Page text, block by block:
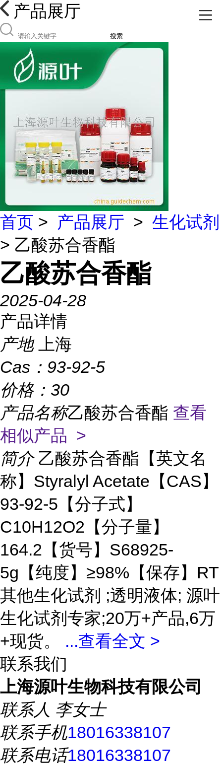
产品展厅
搜索
首页 > 产品展厅 > 生化试剂
> 乙酸苏合香酯
乙酸苏合香酯
2025-04-28
产品详情
产地
上海
Cas： 93-92-5
价格： 30
产品名称乙酸苏合香酯 查看
相似产品 >
简介 乙酸苏合香酯【英文名
称】Styralyl Acetate【CAS】
93-92-5【分子式】
C10H12O2【分子量】
164.2【货号】S68925-
5g【纯度】≥98%【保存】RT
其他生化试剂 ;透明液体; 源叶
生化试剂专家;20万+产品,6万
+现货。 ...查看全文 >
联系我们
上海源叶生物科技有限公司
联系人 李女士
联系手机18016338107
联系电话18016338107